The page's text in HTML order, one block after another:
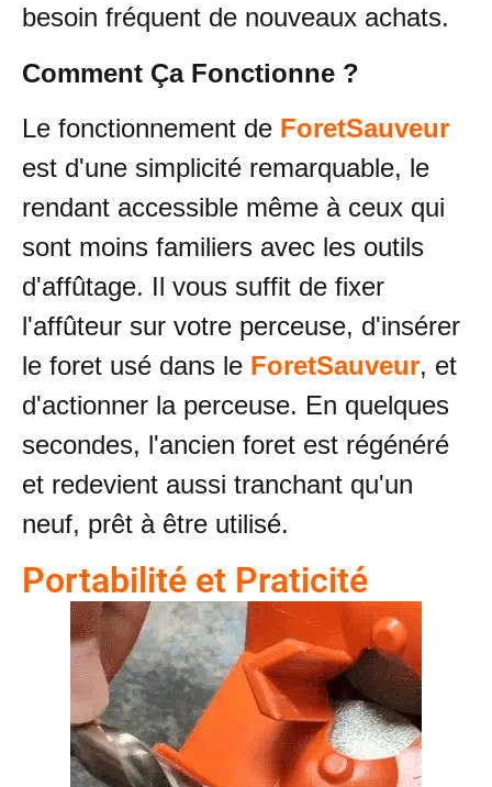
besoin fréquent de nouveaux achats.
Comment Ça Fonctionne ?
Le fonctionnement de ForetSauveur
est d'une simplicité remarquable, le
rendant accessible même à ceux qui
sont moins familiers avec les outils
d'affûtage. Il vous suffit de fixer
l'affûteur sur votre perceuse, d'insérer
le foret usé dans le ForetSauveur, et
d'actionner la perceuse. En quelques
secondes, l'ancien foret est régénéré
et redevient aussi tranchant qu'un
neuf, prêt à être utilisé.
Portabilité et Praticité